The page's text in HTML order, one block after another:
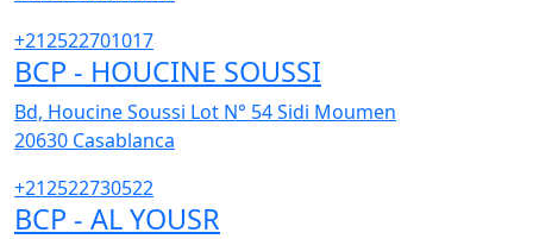
+212522701017
BCP - HOUCINE SOUSSI
Bd, Houcine Soussi Lot N° 54 Sidi Moumen
20630 Casablanca
+212522730522
BCP - AL YOUSR